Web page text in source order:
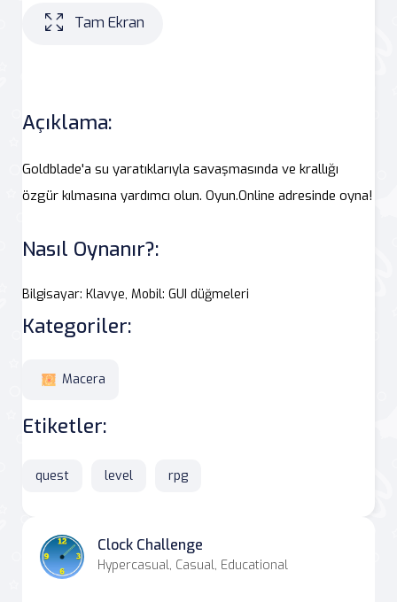
Tam Ekran
Açıklama:
Goldblade'a su yaratıklarıyla savaşmasında ve krallığı
özgür kılmasına yardımcı olun. Oyun.Online adresinde oyna!
Nasıl Oynanır?:
Bilgisayar: Klavye, Mobil: GUI düğmeleri
Kategoriler:
Macera
Etiketler:
quest level rpg
Clock Challenge
Hypercasual, Casual, Educational